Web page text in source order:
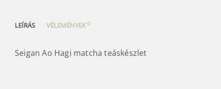
LEÍRÁS VÉLEMÉNYEK0
Seigan Ao Hagi matcha teáskészlet